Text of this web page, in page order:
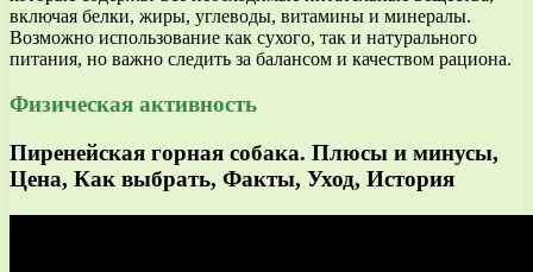
включая белки, жиры, углеводы, витамины и минералы.
Возможно использование как сухого, так и натурального
питания, но важно следить за балансом и качеством рациона.
Физическая активность
Пиренейская горная собака. Плюсы и минусы,
Цена, Как выбрать, Факты, Уход, История